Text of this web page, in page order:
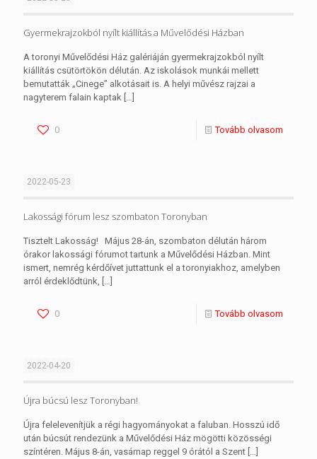
Gyermekrajzokból nyílt kiállítás a Művelődési Házban
A toronyi Művelődési Ház galériáján gyermekrajzokból nyílt
kiállítás csütörtökön délután. Az iskolások munkái mellett
bemutatták „Cinege” alkotásait is. A helyi művész rajzai a
nagyterem falain kaptak […]
0 Tovább olvasom
2022-05-23
Lakossági fórum lesz szombaton Toronyban
Tisztelt Lakosság! Május 28-án, szombaton délután három
órakor lakossági fórumot tartunk a Művelődési Házban. Mint
ismert, nemrég kérdőívet juttattunk el a toronyiakhoz, amelyben
arról érdeklődtünk, […]
0 Tovább olvasom
2022-04-20
Újra búcsú lesz Toronyban!
Újra felelevenítjük a régi hagyományokat a faluban. Hosszú idő
után búcsút rendezünk a Művelődési Ház mögötti közösségi
színtéren. Május 8-án, vasárnap reggel 9 órától a Szent […]